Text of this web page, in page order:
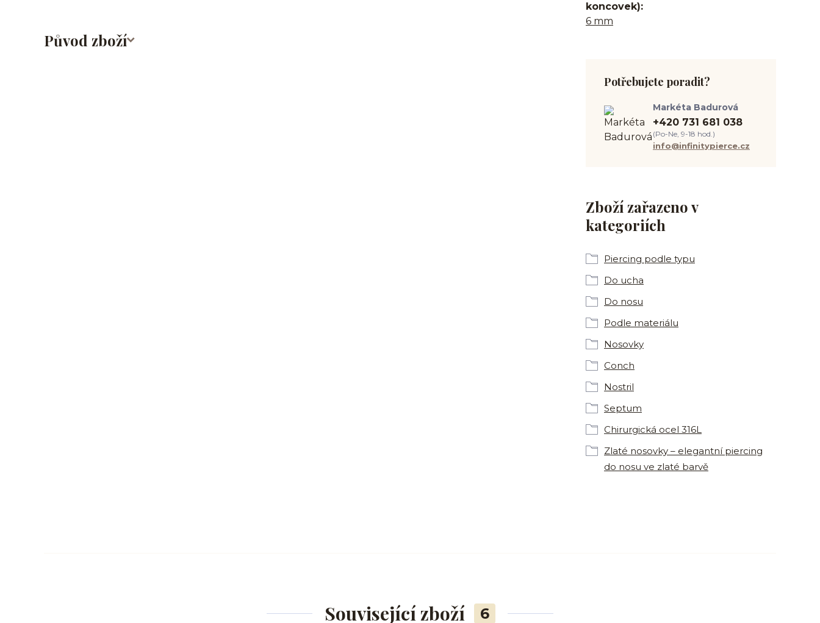
Původ zboží
koncovek)
6 mm
Zboží zařazeno v
kategoriích
Piercing podle typu
Do ucha
Do nosu
Podle materiálu
Nosovky
Conch
Nostril
Septum
Chirurgická ocel 316L
Zlaté nosovky – elegantní piercing
do nosu ve zlaté barvě
Potřebujete poradit?
Markéta Badurová
+420 731 681 038
(Po-Ne, 9-18 hod.)
info@infinitypierce.cz
Související zboží 6